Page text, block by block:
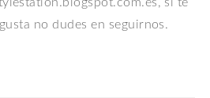
si te
no dudes en seguirnos.